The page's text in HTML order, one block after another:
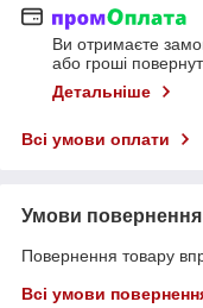
Ви отримаєте
або гроші
Детальніше
Всі умови оплати
Умови повернення
Повернення товару
Всі умови